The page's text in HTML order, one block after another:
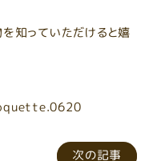
知っていただけると嬉
次の記事